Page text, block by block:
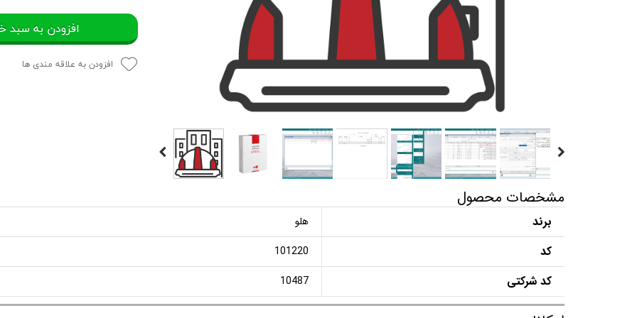
افزودن به سبد
افزودن به علاقه مندی ها
مشخصات محصول
برند هلو
کد 101220
کد شرکتی 10487